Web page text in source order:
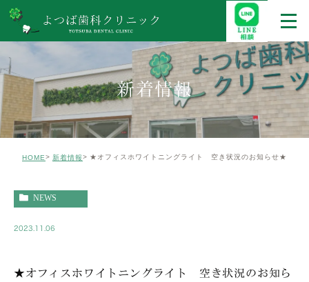
新着情報
HOME 新着情報 ★オフィスホワイトニングライト 空き状況のお知らせ★
NEWS
2023.11.06
★オフィスホワイトニングライト 空き状況のお知ら